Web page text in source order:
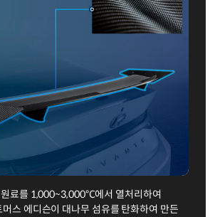
료를 1,000~3,000℃에서 열처리하여
스 에디슨이 대나무 섬유를 탄화하여 만든